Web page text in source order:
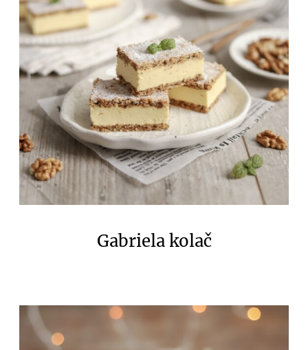
Gabriela kolač